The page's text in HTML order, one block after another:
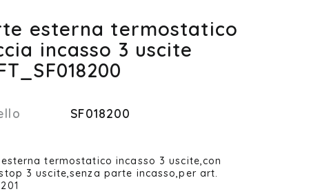
esterna termostatico
incasso 3 uscite
SF018200
termostatico incasso 3 uscite,con
3 uscite,senza parte incasso,per art.